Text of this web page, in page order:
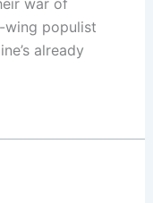
wing populist
already